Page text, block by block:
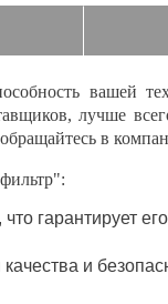
вашей
лучше
в
гарантирует
и